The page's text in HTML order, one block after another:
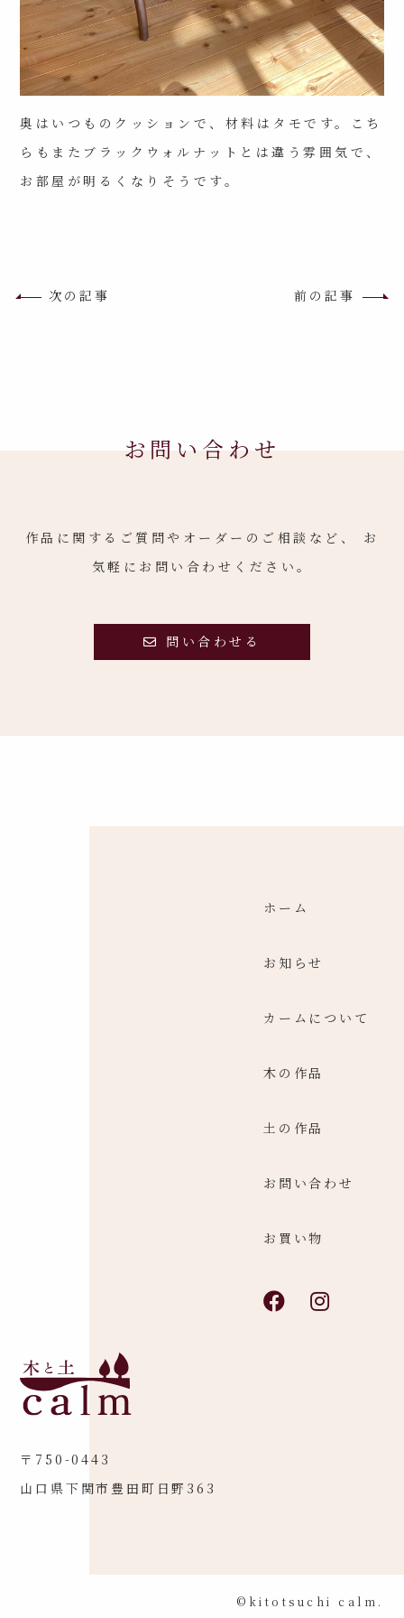
奥はいつものクッションで、材料はタモです。こち
らもまたブラックウォルナットとは違う雰囲気で、
お部屋が明るくなりそうです。
次の記事 前の記事
お問い合わせ
作品に関するご質問やオーダーのご相談など、
お
気軽にお問い合わせください。
問い合わせる
ホーム
お知らせ
カームについて
木の作品
土の作品
お問い合わせ
お買い物
〒750-0443
山口県下関市豊田町日野363
©kitotsuchi calm.